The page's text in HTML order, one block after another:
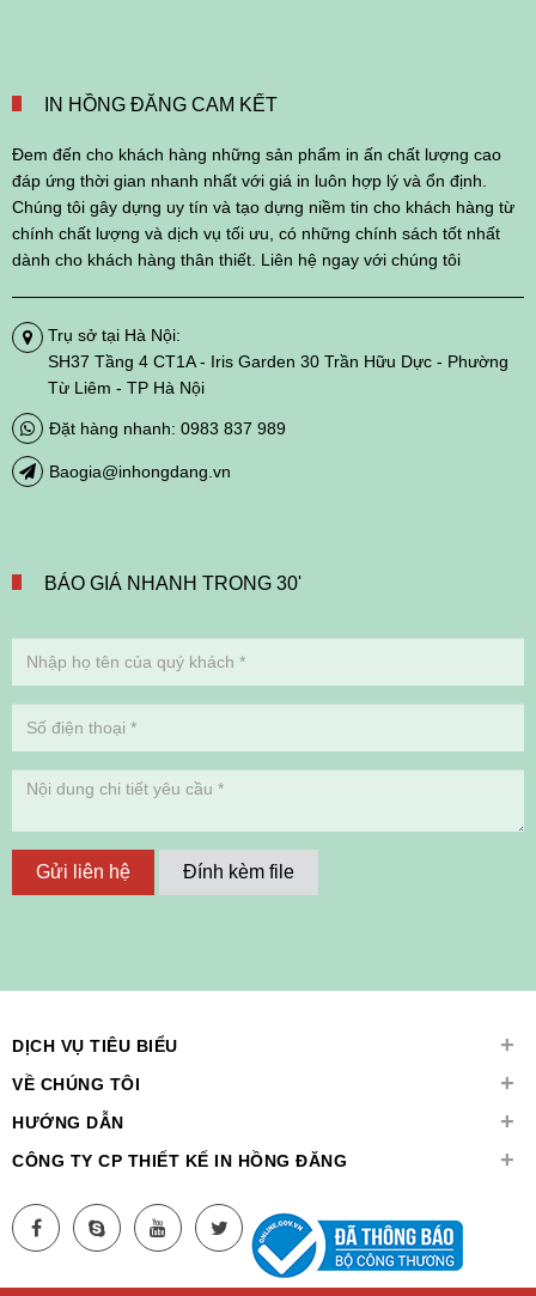
IN HỒNG ĐĂNG CAM KẾT
Đem đến cho khách hàng những sản phẩm in ấn chất lượng cao
đáp ứng thời gian nhanh nhất với giá in luôn hợp lý và ổn định.
Chúng tôi gây dựng uy tín và tạo dựng niềm tin cho khách hàng từ
chính chất lượng và dịch vụ tối ưu, có những chính sách tốt nhất
dành cho khách hàng thân thiết. Liên hệ ngay với chúng tôi
Trụ sở tại Hà Nội:
SH37 Tầng 4 CT1A - Iris Garden 30 Trần Hữu Dực - Phường
Từ Liêm - TP Hà Nội
Đặt hàng nhanh: 0983 837 989
Baogia@inhongdang.vn
BÁO GIÁ NHANH TRONG 30'
Gửi liên hệ Đính kèm file
DỊCH VỤ TIÊU BIỂU +
VỀ CHÚNG TÔI +
HƯỚNG DẪN +
CÔNG TY CP THIẾT KẾ IN HỒNG ĐĂNG +